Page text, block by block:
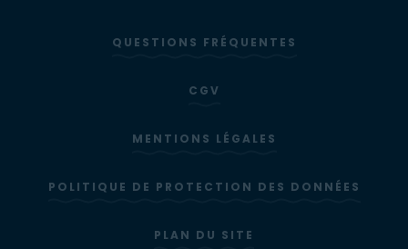
QUESTIONS FRÉQUENTES
CGV
MENTIONS LÉGALES
POLITIQUE DE PROTECTION DES DONNÉES
PLAN DU SITE